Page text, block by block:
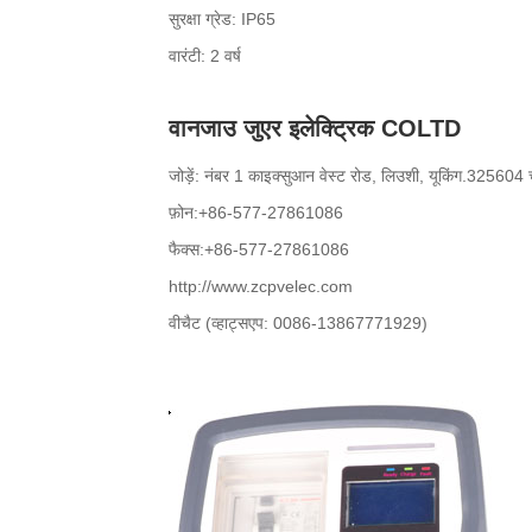
सुरक्षा ग्रेड: IP65
वारंटी: 2 वर्ष
वानजाउ जुएर इलेक्ट्रिक COLTD
जोड़ें: नंबर 1 काइक्सुआन वेस्ट रोड, लिउशी, यूकिंग.325604
फ़ोन:+86-577-27861086
फैक्स:+86-577-27861086
http://www.zcpvelec.com
वीचैट (व्हाट्सएप: 0086-13867771929)